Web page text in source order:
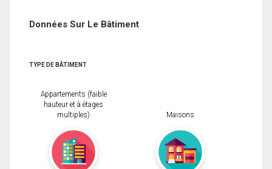
Données Sur Le Bâtiment
TYPE DE BÂTIMENT
Appartements (faible
hauteur et à étages
multiples)
Maisons